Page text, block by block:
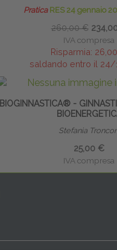
PraticaRES 24 gennaio
260,00 €
IVA compresa
Risparmia:
saldando entro il 24/
BIOGINNASTICA® -
Stefania
25,00 €
IVA compresa